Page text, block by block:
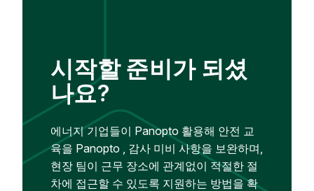
시작할 준비가 되셨
나요?
에너지 기업들이 Panopto 활용해 안전 교
육을 Panopto , 감사 미비 사항을 보완하며,
현장 팀이 근무 장소에 관계없이 적절한 절
차에 접근할 수 있도록 지원하는 방법을 확